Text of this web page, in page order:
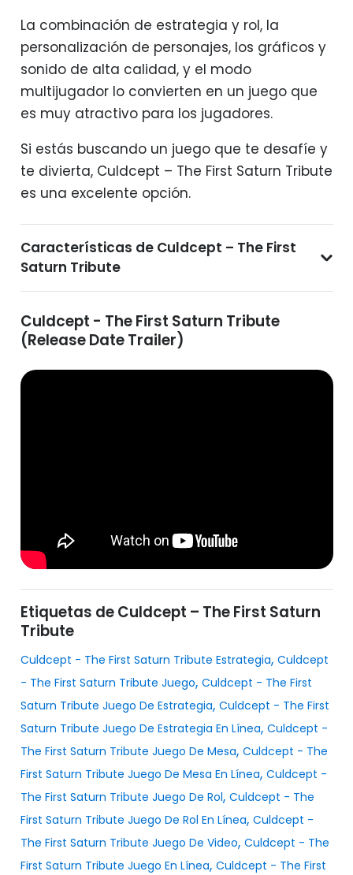
La combinación de estrategia y rol, la
personalización de personajes, los gráficos y
sonido de alta calidad, y el modo
multijugador lo convierten en un juego que
es muy atractivo para los jugadores.
Si estás buscando un juego que te desafíe y
te divierta, Culdcept – The First Saturn Tribute
es una excelente opción.
Características de Culdcept – The First
Saturn Tribute
Culdcept - The First Saturn Tribute
(Release Date Trailer)
Etiquetas de Culdcept – The First Saturn
Tribute
Culdcept - The First Saturn Tribute Estrategia, Culdcept
- The First Saturn Tribute Juego, Culdcept - The First
Saturn Tribute Juego De Estrategia, Culdcept - The First
Saturn Tribute Juego De Estrategia En Línea, Culdcept -
The First Saturn Tribute Juego De Mesa, Culdcept - The
First Saturn Tribute Juego De Mesa En Línea, Culdcept -
The First Saturn Tribute Juego De Rol, Culdcept - The
First Saturn Tribute Juego De Rol En Línea, Culdcept -
The First Saturn Tribute Juego De Video, Culdcept - The
First Saturn Tribute Juego En Línea, Culdcept - The First